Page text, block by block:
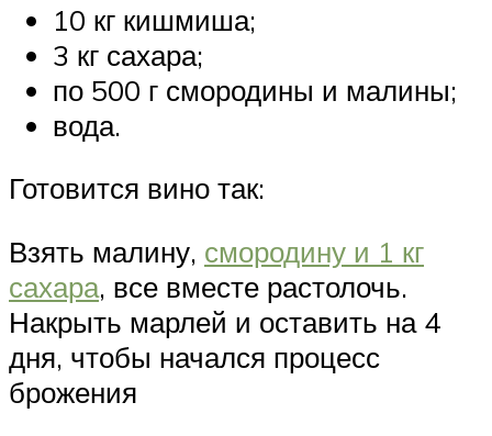
10 кг кишмиша;
3 кг сахара;
по 500 г смородины и малины;
вода.
Готовится вино так:
Взять малину, смородину и 1 кг
сахара, все вместе растолочь.
Накрыть марлей и оставить на 4
дня, чтобы начался процесс
брожения